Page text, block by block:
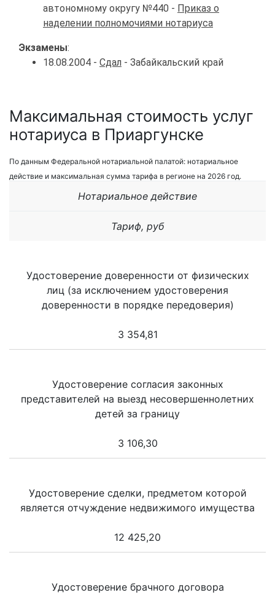
автономному округу №440 - Приказ о
наделении полномочиями нотариуса
Экзамены:
18.08.2004 - Сдал - Забайкальский край
Максимальная стоимость услуг
нотариуса в Приаргунске
По данным Федеральной нотариальной палатой: нотариальное
действие и максимальная сумма тарифа в регионе на 2026 год.
Нотариальное действие
Тариф, руб
Удостоверение доверенности от физических
лиц (за исключением удостоверения
доверенности в порядке передоверия)
3 354,81
Удостоверение согласия законных
представителей на выезд несовершеннолетних
детей за границу
3 106,30
Удостоверение сделки, предметом которой
является отчуждение недвижимого имущества
12 425,20
Удостоверение брачного договора